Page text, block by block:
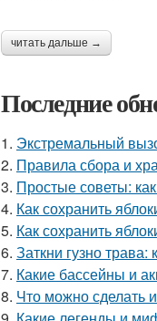
читать дальше →
Последние
1. Экстремальный
2. Правила сбора и
3. Простые советы:
4. Как сохранить
5. Как сохранить
6. Заткни гузно
7. Какие бассейны и
8. Что можно сделать